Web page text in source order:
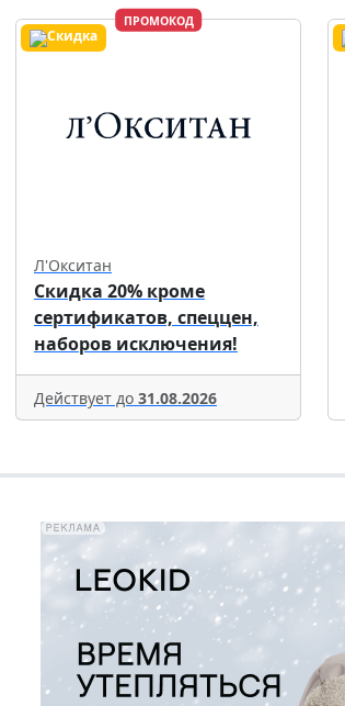
ПРОМОКОД
Л'Окситан
Скидка 20% кроме
сертификатов, спеццен,
наборов исключения!
Действует до 31.08.2026